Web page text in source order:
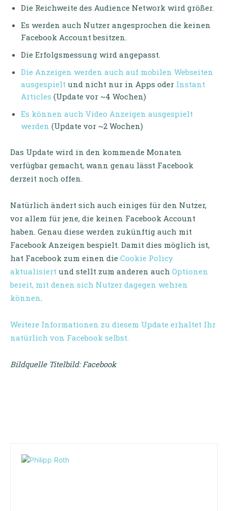
Die Reichweite des Audience Network wird größer.
Es werden auch Nutzer angesprochen die keinen
Facebook Account besitzen.
Die Erfolgsmessung wird angepasst.
Die Anzeigen werden auch auf mobilen Webseiten
ausgespielt und nicht nur in Apps oder Instant
Articles (Update vor ~4 Wochen)
Es können auch Video Anzeigen ausgespielt
werden (Update vor ~2 Wochen)
Das Update wird in den kommende Monaten
verfügbar gemacht, wann genau lässt Facebook
derzeit noch offen.
Natürlich ändert sich auch einiges für den Nutzer,
vor allem für jene, die keinen Facebook Account
haben. Genau diese werden zukünftig auch mit
Facebook Anzeigen bespielt. Damit dies möglich ist,
hat Facebook zum einen die Cookie Policy
aktualisiert und stellt zum anderen auch Optionen
bereit, mit denen sich Nutzer dagegen wehren
können.
Weitere Informationen zu diesem Update erhaltet Ihr
natürlich von Facebook selbst.
Bildquelle Titelbild: Facebook